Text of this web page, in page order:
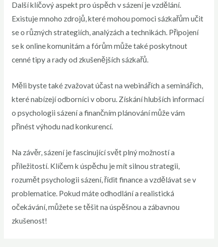
Další klíčový aspekt pro úspěch v sázení je vzdělání.
Existuje mnoho zdrojů, které mohou pomoci sázkařům učit
se o různých strategiích, analýzách a technikách. Připojení
se k online komunitám a fórům může také poskytnout
cenné tipy a rady od zkušenějších sázkařů.
Měli byste také zvažovat účast na webinářích a seminářích,
které nabízejí odborníci v oboru. Získání hlubších informací
o psychologii sázení a finančním plánování může vám
přinést výhodu nad konkurencí.
Na závěr, sázení je fascinující svět plný možností a
příležitostí. Klíčem k úspěchu je mít silnou strategii,
rozumět psychologii sázení, řídit finance a vzdělávat se v
problematice. Pokud máte odhodlání a realistická
očekávání, můžete se těšit na úspěšnou a zábavnou
zkušenost!